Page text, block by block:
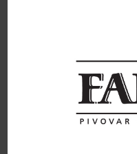
Etiketa PET KENDY 12%
přední+zadní
20
Přidat do košíku